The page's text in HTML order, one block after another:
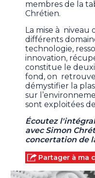
membres de la
Chrétien.
La mise à niveau
différents
technologie,
innovation,
constitue le
fond, on
démystifier la
sur
sont exploitées
Écoutez
avec Simon
concertation de
Partager à ma